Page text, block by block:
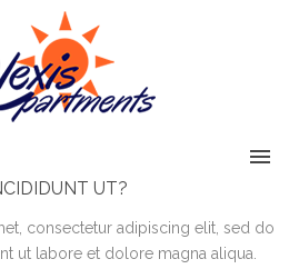
UT?
consectetur adipiscing elit, sed do
ut labore et dolore magna aliqua.